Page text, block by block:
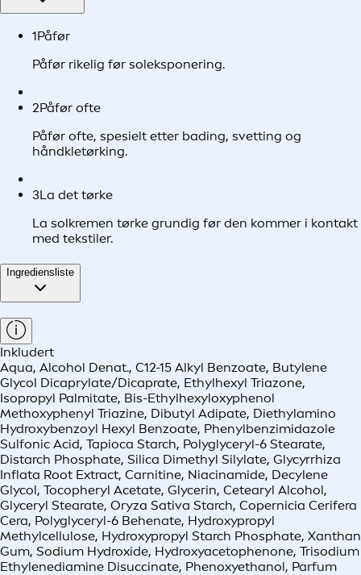
1Påfør
Påfør rikelig før soleksponering.
2Påfør ofte
Påfør ofte, spesielt etter bading, svetting og
håndkletørking.
3La det tørke
La solkremen tørke grundig før den kommer i kontakt
med tekstiler.
Ingrediensliste
Inkludert
Aqua, Alcohol Denat., C12-15 Alkyl Benzoate, Butylene
Glycol Dicaprylate/Dicaprate, Ethylhexyl Triazone,
Isopropyl Palmitate, Bis-Ethylhexyloxyphenol
Methoxyphenyl Triazine, Dibutyl Adipate, Diethylamino
Hydroxybenzoyl Hexyl Benzoate, Phenylbenzimidazole
Sulfonic Acid, Tapioca Starch, Polyglyceryl-6 Stearate,
Distarch Phosphate, Silica Dimethyl Silylate, Glycyrrhiza
Inflata Root Extract, Carnitine, Niacinamide, Decylene
Glycol, Tocopheryl Acetate, Glycerin, Cetearyl Alcohol,
Glyceryl Stearate, Oryza Sativa Starch, Copernicia Cerifera
Cera, Polyglyceryl-6 Behenate, Hydroxypropyl
Methylcellulose, Hydroxypropyl Starch Phosphate, Xanthan
Gum, Sodium Hydroxide, Hydroxyacetophenone, Trisodium
Ethylenediamine Disuccinate, Phenoxyethanol, Parfum